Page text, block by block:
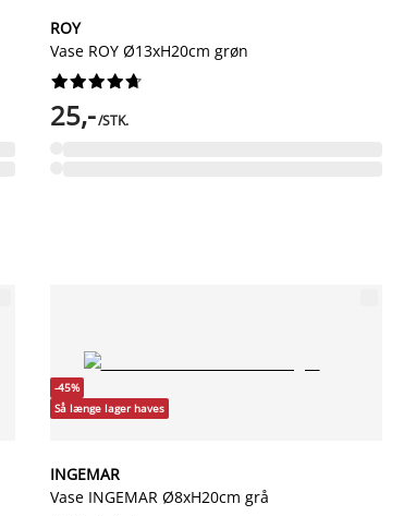
ROY
Vase ROY Ø13xH20cm grøn






25,-/STK.
-45%
Så længe lager haves
INGEMAR
Vase INGEMAR Ø8xH20cm grå